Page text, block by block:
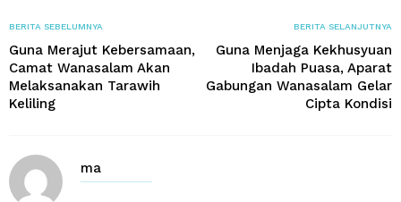
BERITA SEBELUMNYA
Guna Merajut Kebersamaan,
Camat Wanasalam Akan
Melaksanakan Tarawih
Keliling
BERITA SELANJUTNYA
Guna Menjaga Kekhusyuan
Ibadah Puasa, Aparat
Gabungan Wanasalam Gelar
Cipta Kondisi
ma